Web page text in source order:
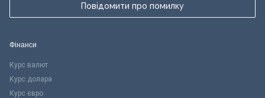
Повідомити про помилку
Фінанси
Курс валют
Курс долара
Курс євро